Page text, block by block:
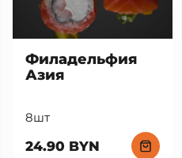
Филадельфия
Азия
8шт
24.90 BYN